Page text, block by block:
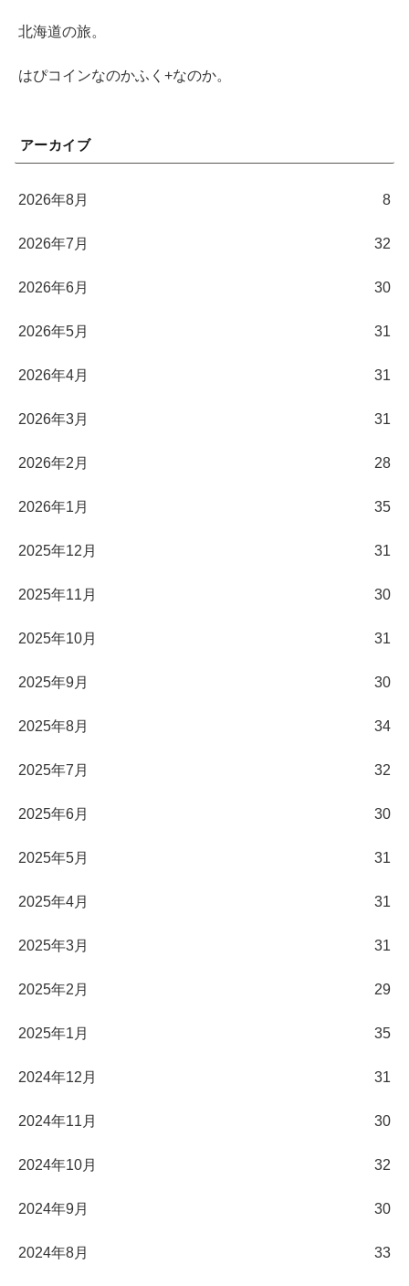
北海道の旅。
はぴコインなのかふく+なのか。
アーカイブ
2026年8月 8
2026年7月 32
2026年6月 30
2026年5月 31
2026年4月 31
2026年3月 31
2026年2月 28
2026年1月 35
2025年12月 31
2025年11月 30
2025年10月 31
2025年9月 30
2025年8月 34
2025年7月 32
2025年6月 30
2025年5月 31
2025年4月 31
2025年3月 31
2025年2月 29
2025年1月 35
2024年12月 31
2024年11月 30
2024年10月 32
2024年9月 30
2024年8月 33